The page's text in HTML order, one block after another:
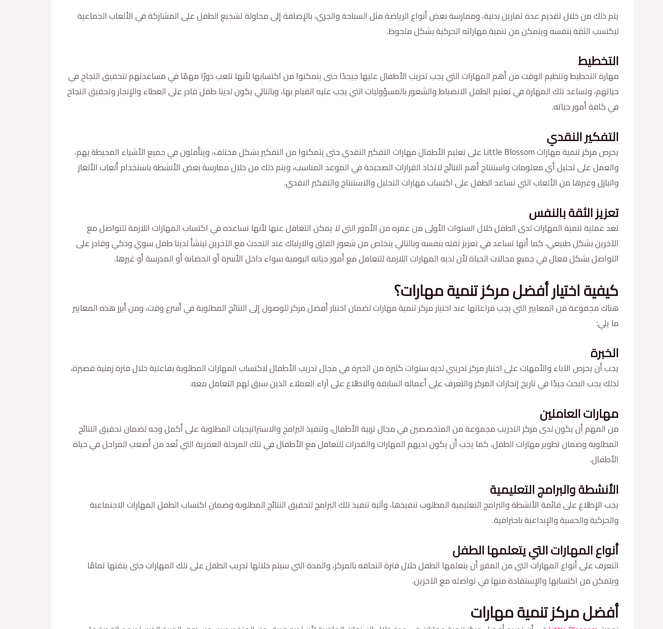
يتم ذلك من خلال تقديم عدة تمارين بدنية، وممارسة بعض أنواع الرياضة مثل السباحة والجري، بالإضافة إلى محاولة تشجيع الطفل على المشاركة في الألعاب الجماعية
ليكتسب الثقة بنفسه ويتمكن من تنمية مهاراته الحركية بشكل ملحوظ.
التخطيط
مهارة التخطيط وتنظيم الوقت من أهم المهارات التي يجب تدريب الأطفال عليها جيجدًا حتى يتمكنوا من اكتسابها لأنها تلعب دورًا مهمًا في مساعدتهم لتحقيق النجاح في
حياتهم، وتساعد تلك المهارة في تعليم الطفل الانضباط والشعور بالمسؤوليات التي يجب عليه القيام بها، وبالتالي يكون لدينا طفل قادر على العطاء والإنجاز وتحقيق النجاح
في كافة أمور حياته.
التفكير النقدي
يحرص مركز تنمية مهارات Little Blossom على تعليم الأطفال مهارات التفكير النقدي حتى يتمكنوا من التفكير بشكل مختلف، ويتأملون في جميع الأشياء المحيطة بهم،
والعمل على تحليل أي معلومات واستنتاج أهم النتائج لاتخاذ القرارات الصحيحة في الموعد المناسب، ويتم ذلك من خلال ممارسة بعض الأنشطة باستخدام ألعاب الألغاز
والبازل وغيرها من الألعاب التي تساعد الطفل على اكتساب مهارات التحليل والاستنتاج والتفكير النقدي.
تعزيز الثقة بالنفس
تعد عملية تنمية المهارات لدى الطفل خلال السنوات الأولى من عمره من الأمور التي لا يمكن التغافل عنها لأنها تساعده في اكتساب المهارات اللازمة للتواصل مع
الآخرين بشكل طبيعي، كما أنها تساعد في تعزيز ثقته بنفسه وبالتالي يتخلص من شعور القلق والارتباك عند التحدث مع الآخرين لينشأ لدينا طفل سوي وذكي وقادر على
التواصل بشكل فعال في جميع مجالات الحياة لأن لديه المهارات اللازمة للتعامل مع أمور حياته اليومية سواء داخل الأسرة أو الحضانة أو المدرسة أو غيرها.
كيفية اختيار أفضل مركز تنمية مهارات؟
هناك مجموعة من المعايير التي يجب مراعاتها عند اختيار مركز تنمية مهارات لضمان اختيار أفضل مركز للوصول إلى النتائج المطلوبة في أسرع وقت، ومن أبرز هذه المعايير
ما يلي:
الخبرة
يجب أن يحرص الآباء والأمهات على اختيار مركز تدريبي لديه سنوات كثيرة من الخبرة في مجال تدريب الأطفال لاكتساب المهارات المطلوبة بفاعلية خلال فترة زمنية قصيرة،
لذلك يجب البحث جيدًا في تاريخ إنجازات المركز والتعرف على أعماله السابقة والاطلاع على آراء العملاء الذين سبق لهم التعامل معه.
مهارات العاملين
من المهم أن يكون لدى مركز التدريب مجموعة من المتخصصين في مجال تربية الأطفال، وتنفيذ البرامج والاستراتيجيات المطلوبة على أكمل وجه لضمان تحقيق النتائج
المطلوبة وضمان تطوير مهارات الطفل، كما يجب أن يكون لديهم المهارات والقدرات للتعامل مع الأطفال في تلك المرحلة العمرية التي تُعد من أصعب المراحل في حياة
الأطفال.
الأنشطة والبرامج التعليمية
يجب الإطلاع على قائمة الأنشطة والبرامج التعليمية المطلوب تنفيذها، وآلية تنفيذ تلك البرامج لتحقيق النتائج المطلوبة وضمان اكتساب الطفل المهارات الاجتماعية
والحركية والحسية والإبداعية باحترافية.
أنواع المهارات التي يتعلمها الطفل
التعرف على أنواع المهارات التي من المقرر أن يتعلمها الطفل خلال فترة التحاقه بالمركز، والمدة التي سيتم خلالها تدريب الطفل على تلك المهارات حتى يتقنها تمامًا
ويتمكن من اكتسابها والإستفادة منها في تواصله مع الآخرين.
أفضل مركز تنمية مهارات